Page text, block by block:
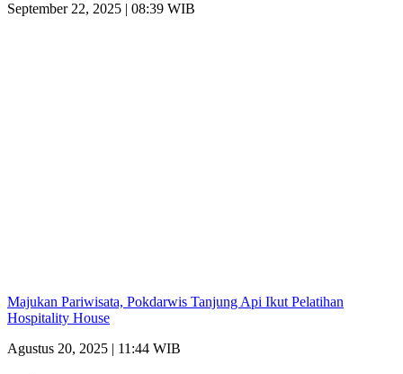
September 22, 2025 | 08:39 WIB
Majukan Pariwisata, Pokdarwis Tanjung Api Ikut Pelatihan
Hospitality House
Agustus 20, 2025 | 11:44 WIB